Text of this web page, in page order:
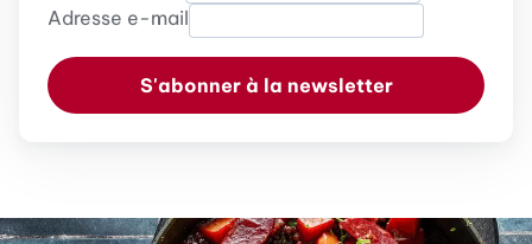
Adresse e-mail
S'abonner à la newsletter